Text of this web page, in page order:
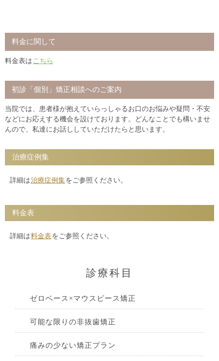
料金に関して
料金表は こちら
初診「個別」矯正相談へのご案内
当院では、患者様が抱えていらっしゃるお口のお悩みや疑問・不安
などにお応えする機会を設けております。どんなことでも構いませ
んので、私達にお話ししていただけたらと思います。
治療症例集
詳細は治療症例集をご参照ください。
料金表
詳細は料金表をご参照ください。
診療科目
ゼロベース×マウスピース矯正
可能な限りの非抜歯矯正
痛みの少ない矯正プラン